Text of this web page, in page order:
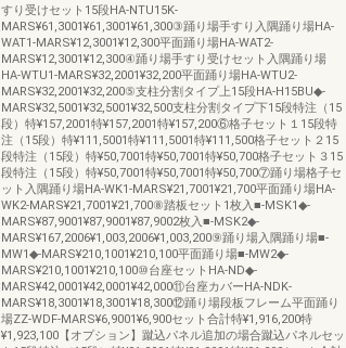
すり受けセット15段HA-NTU15K-
MARS¥61,3001¥61,3001¥61,300③踊り場手すり入隅踊り場HA-
WAT1-MARS¥12,3001¥12,300平面踊り場HA-WAT2-
MARS¥12,3001¥12,300④踊り場手すり受けセット入隅踊り場
HA-WTU1-MARS¥32,2001¥32,200平面踊り場HA-WTU2-
MARS¥32,2001¥32,200⑤支柱分割タイプ上15段HA-H15BU◆-
MARS¥32,5001¥32,5001¥32,500支柱分割タイプ下15段特注（15
段）特¥157,2001特¥157,2001特¥157,200⑥格子セット１15段特
注（15段）特¥111,5001特¥111,5001特¥111,500格子セット２15
段特注（15段）特¥50,7001特¥50,7001特¥50,700格子セット３15
段特注（15段）特¥50,7001特¥50,7001特¥50,700⑦踊り場格子セ
ット入隅踊り場HA-WK1-MARS¥21,7001¥21,700平面踊り場HA-
WK2-MARS¥21,7001¥21,700⑧踏板セット1枚入■-MSK1◆-
MARS¥87,9001¥87,9001¥87,9002枚入■-MSK2◆-
MARS¥167,2006¥1,003,2006¥1,003,200⑨踊り場入隅踊り場■-
MW1◆-MARS¥210,1001¥210,100平面踊り場■-MW2◆-
MARS¥210,1001¥210,100⑩台座セットHA-ND◆-
MARS¥42,0001¥42,0001¥42,000⑪台座カバーHA-NDK-
MARS¥18,3001¥18,3001¥18,300⑫踊り場段板フレーム平面踊り
場ZZ-WDF-MARS¥6,9001¥6,900セット合計特¥1,916,200特
¥1,923,100【オプション】蹴込パネル追加の場合蹴込パネルセッ